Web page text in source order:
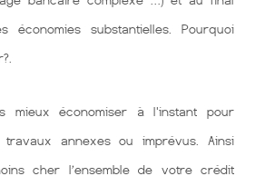
économies substantielles. Pourquoi
mieux économiser à l'instant pour
annexes ou imprévus. Ainsi
cher l’ensemble de votre crédit